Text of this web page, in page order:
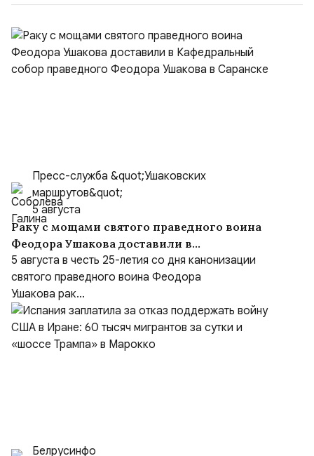
Пресс-служба &quot;Ушаковских
маршрутов&quot;
5 августа
Раку с мощами святого праведного воина
Феодора Ушакова доставили в
Кафедральный собор праведного Феодора
Ушакова в Саранске
5 августа в честь 25-летия со дня канонизации
святого праведного воина Феодора
Ушакова рак...
Белрусинфо